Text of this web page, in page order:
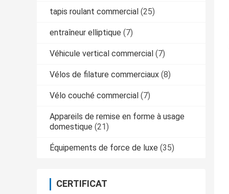
tapis roulant commercial (25)
entraîneur elliptique (7)
Véhicule vertical commercial (7)
Vélos de filature commerciaux (8)
Vélo couché commercial (7)
Appareils de remise en forme à usage
domestique (21)
Équipements de force de luxe (35)
CERTIFICAT